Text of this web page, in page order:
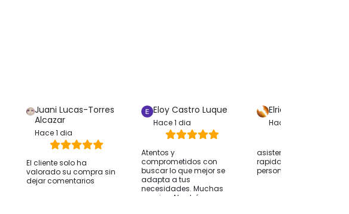
Juani Lucas-Torres
Alcazar
Hace 1 dia
El cliente solo ha
valorado su compra sin
dejar comentarios
Eloy Castro Luque
Hace 1 dia
Atentos y
comprometidos con
buscar lo que mejor se
adapta a tus
necesidades. Muchas
gracias Abrahán.
Elric Stormbringer
Hace 1 dia
asistencia muy amable,
rapida y eficaz por una
persona real